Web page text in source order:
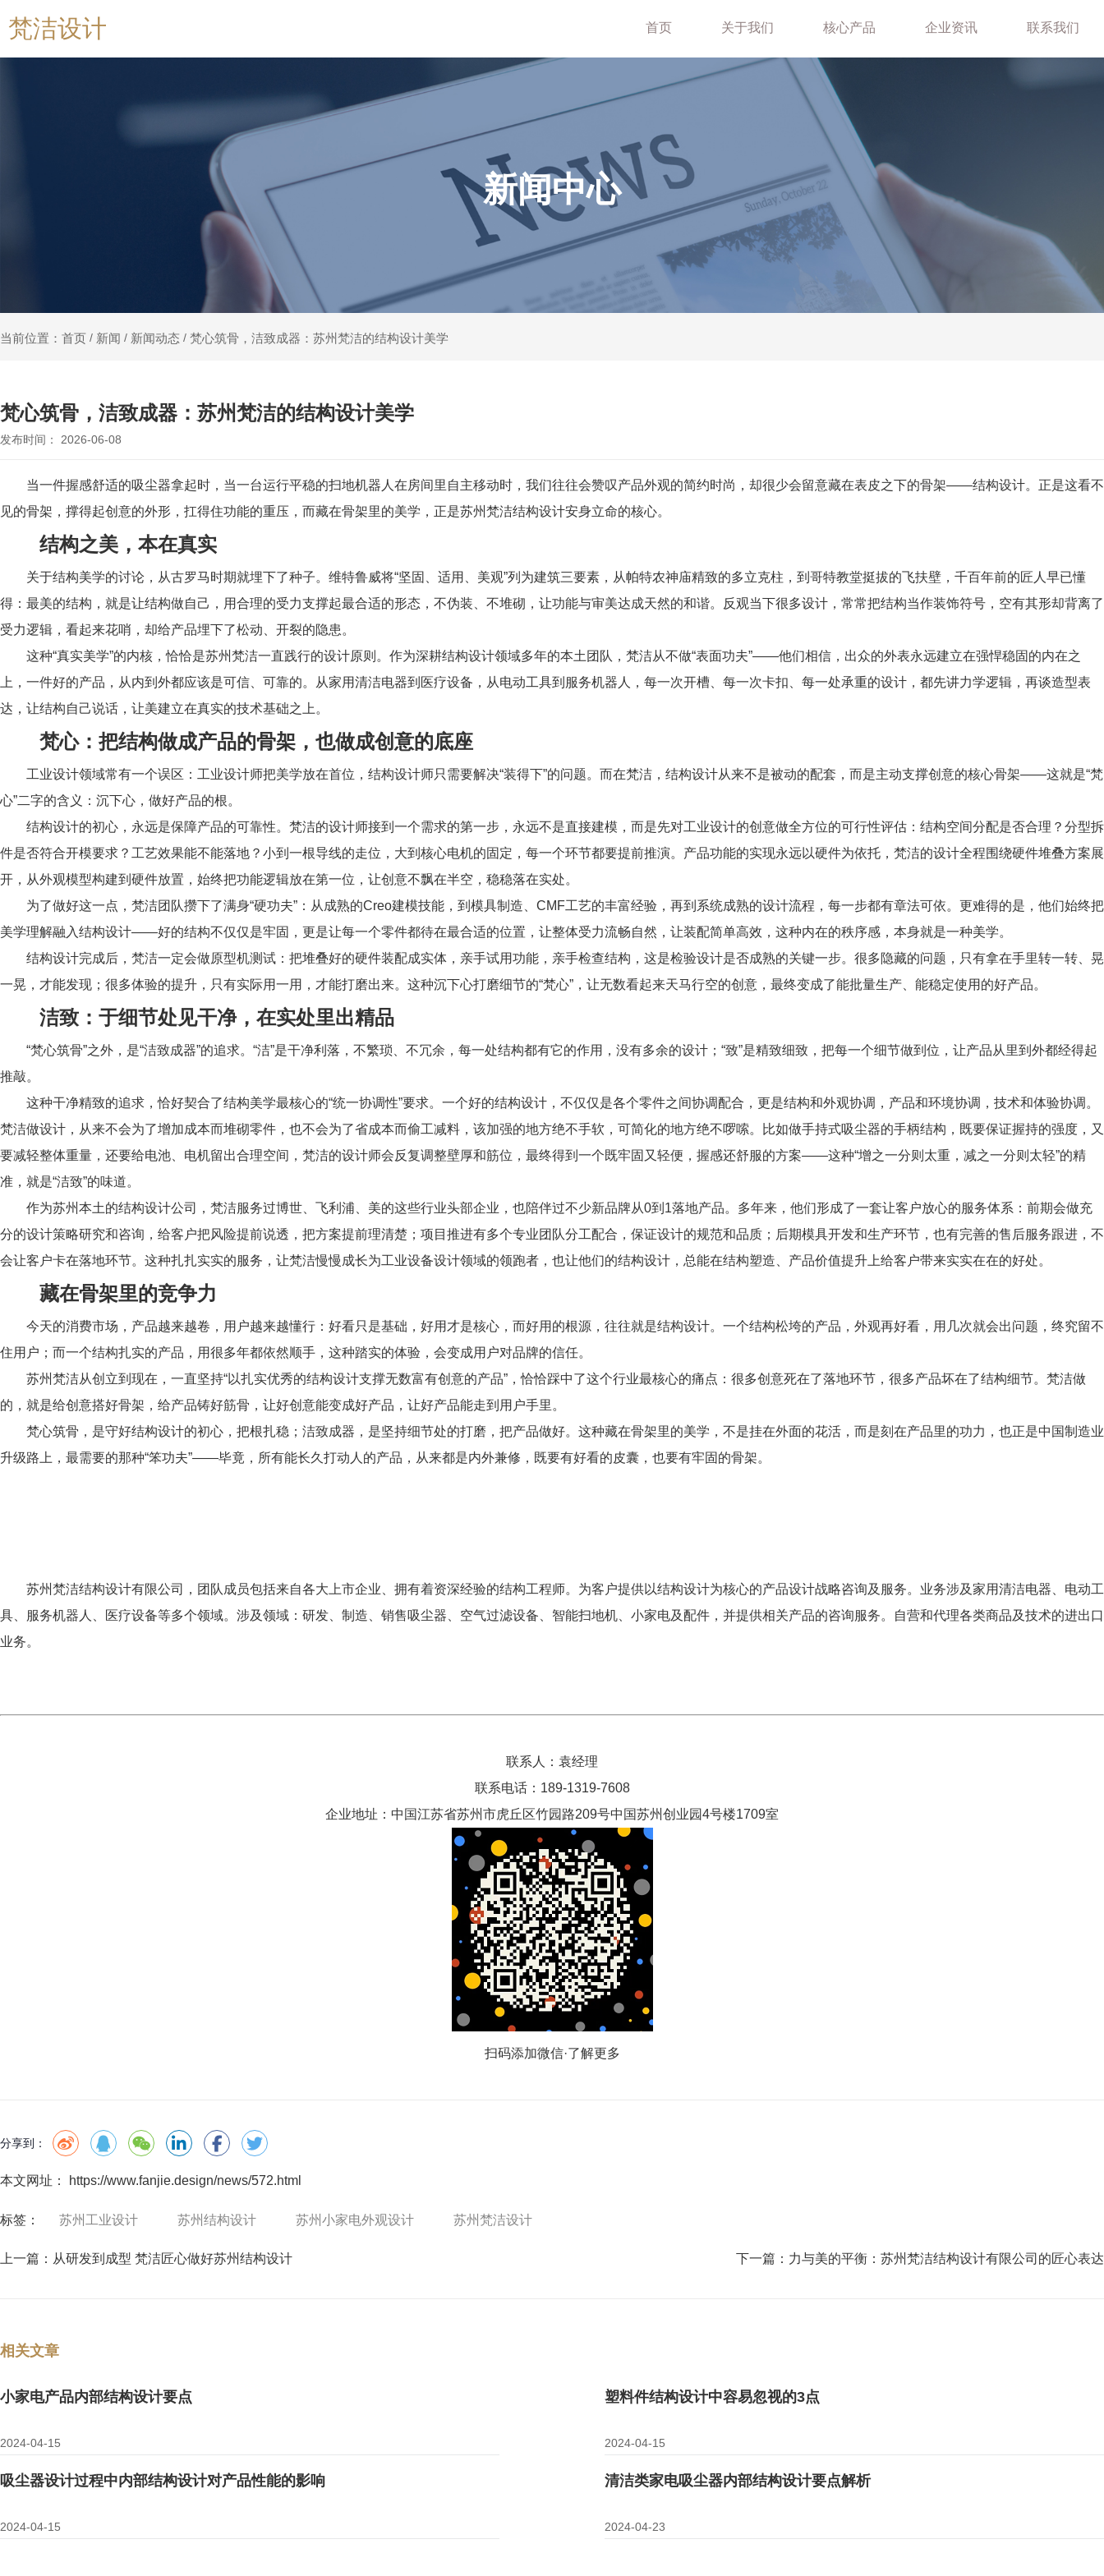
梵洁设计 首页 关于我们 核心产品 企业资讯 联系我们
新闻中心
当前位置：首页 / 新闻 / 新闻动态 / 梵心筑骨，洁致成器：苏州梵洁的结构设计美学
梵心筑骨，洁致成器：苏州梵洁的结构设计美学
发布时间： 2026-06-08
当一件握感舒适的吸尘器拿起时，当一台运行平稳的扫地机器人在房间里自主移动时，我们往往会赞叹产品外观的简约时尚，却很少会留意藏在表皮之下的骨架——结构设计。正是这看不
见的骨架，撑得起创意的外形，扛得住功能的重压，而藏在骨架里的美学，正是苏州梵洁结构设计安身立命的核心。
结构之美，本在真实
关于结构美学的讨论，从古罗马时期就埋下了种子。维特鲁威将“坚固、适用、美观”列为建筑三要素，从帕特农神庙精致的多立克柱，到哥特教堂挺拔的飞扶壁，千百年前的匠人早已懂
得：最美的结构，就是让结构做自己，用合理的受力支撑起最合适的形态，不伪装、不堆砌，让功能与审美达成天然的和谐。反观当下很多设计，常常把结构当作装饰符号，空有其形却背离了
受力逻辑，看起来花哨，却给产品埋下了松动、开裂的隐患。
这种“真实美学”的内核，恰恰是苏州梵洁一直践行的设计原则。作为深耕结构设计领域多年的本土团队，梵洁从不做“表面功夫”——他们相信，出众的外表永远建立在强悍稳固的内在之
上，一件好的产品，从内到外都应该是可信、可靠的。从家用清洁电器到医疗设备，从电动工具到服务机器人，每一次开槽、每一次卡扣、每一处承重的设计，都先讲力学逻辑，再谈造型表
达，让结构自己说话，让美建立在真实的技术基础之上。
梵心：把结构做成产品的骨架，也做成创意的底座
工业设计领域常有一个误区：工业设计师把美学放在首位，结构设计师只需要解决“装得下”的问题。而在梵洁，结构设计从来不是被动的配套，而是主动支撑创意的核心骨架——这就是“梵
心”二字的含义：沉下心，做好产品的根。
结构设计的初心，永远是保障产品的可靠性。梵洁的设计师接到一个需求的第一步，永远不是直接建模，而是先对工业设计的创意做全方位的可行性评估：结构空间分配是否合理？分型拆
件是否符合开模要求？工艺效果能不能落地？小到一根导线的走位，大到核心电机的固定，每一个环节都要提前推演。产品功能的实现永远以硬件为依托，梵洁的设计全程围绕硬件堆叠方案展
开，从外观模型构建到硬件放置，始终把功能逻辑放在第一位，让创意不飘在半空，稳稳落在实处。
为了做好这一点，梵洁团队攒下了满身“硬功夫”：从成熟的Creo建模技能，到模具制造、CMF工艺的丰富经验，再到系统成熟的设计流程，每一步都有章法可依。更难得的是，他们始终把
美学理解融入结构设计——好的结构不仅仅是牢固，更是让每一个零件都待在最合适的位置，让整体受力流畅自然，让装配简单高效，这种内在的秩序感，本身就是一种美学。
结构设计完成后，梵洁一定会做原型机测试：把堆叠好的硬件装配成实体，亲手试用功能，亲手检查结构，这是检验设计是否成熟的关键一步。很多隐藏的问题，只有拿在手里转一转、晃
一晃，才能发现；很多体验的提升，只有实际用一用，才能打磨出来。这种沉下心打磨细节的“梵心”，让无数看起来天马行空的创意，最终变成了能批量生产、能稳定使用的好产品。
洁致：于细节处见干净，在实处里出精品
“梵心筑骨”之外，是“洁致成器”的追求。“洁”是干净利落，不繁琐、不冗余，每一处结构都有它的作用，没有多余的设计；“致”是精致细致，把每一个细节做到位，让产品从里到外都经得起
推敲。
这种干净精致的追求，恰好契合了结构美学最核心的“统一协调性”要求。一个好的结构设计，不仅仅是各个零件之间协调配合，更是结构和外观协调，产品和环境协调，技术和体验协调。
梵洁做设计，从来不会为了增加成本而堆砌零件，也不会为了省成本而偷工减料，该加强的地方绝不手软，可简化的地方绝不啰嗦。比如做手持式吸尘器的手柄结构，既要保证握持的强度，又
要减轻整体重量，还要给电池、电机留出合理空间，梵洁的设计师会反复调整壁厚和筋位，最终得到一个既牢固又轻便，握感还舒服的方案——这种“增之一分则太重，减之一分则太轻”的精
准，就是“洁致”的味道。
作为苏州本土的结构设计公司，梵洁服务过博世、飞利浦、美的这些行业头部企业，也陪伴过不少新品牌从0到1落地产品。多年来，他们形成了一套让客户放心的服务体系：前期会做充
分的设计策略研究和咨询，给客户把风险提前说透，把方案提前理清楚；项目推进有多个专业团队分工配合，保证设计的规范和品质；后期模具开发和生产环节，也有完善的售后服务跟进，不
会让客户卡在落地环节。这种扎扎实实的服务，让梵洁慢慢成长为工业设备设计领域的领跑者，也让他们的结构设计，总能在结构塑造、产品价值提升上给客户带来实实在在的好处。
藏在骨架里的竞争力
今天的消费市场，产品越来越卷，用户越来越懂行：好看只是基础，好用才是核心，而好用的根源，往往就是结构设计。一个结构松垮的产品，外观再好看，用几次就会出问题，终究留不
住用户；而一个结构扎实的产品，用很多年都依然顺手，这种踏实的体验，会变成用户对品牌的信任。
苏州梵洁从创立到现在，一直坚持“以扎实优秀的结构设计支撑无数富有创意的产品”，恰恰踩中了这个行业最核心的痛点：很多创意死在了落地环节，很多产品坏在了结构细节。梵洁做
的，就是给创意搭好骨架，给产品铸好筋骨，让好创意能变成好产品，让好产品能走到用户手里。
梵心筑骨，是守好结构设计的初心，把根扎稳；洁致成器，是坚持细节处的打磨，把产品做好。这种藏在骨架里的美学，不是挂在外面的花活，而是刻在产品里的功力，也正是中国制造业
升级路上，最需要的那种“笨功夫”——毕竟，所有能长久打动人的产品，从来都是内外兼修，既要有好看的皮囊，也要有牢固的骨架。
苏州梵洁结构设计有限公司，团队成员包括来自各大上市企业、拥有着资深经验的结构工程师。为客户提供以结构设计为核心的产品设计战略咨询及服务。业务涉及家用清洁电器、电动工
具、服务机器人、医疗设备等多个领域。涉及领域：研发、制造、销售吸尘器、空气过滤设备、智能扫地机、小家电及配件，并提供相关产品的咨询服务。自营和代理各类商品及技术的进出口
业务。
联系人：袁经理
联系电话：189-1319-7608
企业地址：中国江苏省苏州市虎丘区竹园路209号中国苏州创业园4号楼1709室
扫码添加微信·了解更多
分享到：
本文网址： https://www.fanjie.design/news/572.html
标签： 苏州工业设计 苏州结构设计 苏州小家电外观设计 苏州梵洁设计
上一篇： 从研发到成型 梵洁匠心做好苏州结构设计 下一篇： 力与美的平衡：苏州梵洁结构设计有限公司的匠心表达
相关文章
小家电产品内部结构设计要点
2024-04-15
塑料件结构设计中容易忽视的3点
2024-04-15
吸尘器设计过程中内部结构设计对产品性能的影响
2024-04-15
清洁类家电吸尘器内部结构设计要点解析
2024-04-23